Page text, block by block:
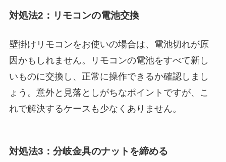
対処法2：リモコンの電池交換
壁掛けリモコンをお使いの場合は、電池切れが原
因かもしれません。リモコンの電池をすべて新し
いものに交換し、正常に操作できるか確認しまし
ょう。意外と見落としがちなポイントですが、こ
れで解決するケースも少なくありません。
対処法3：分岐金具のナットを締める